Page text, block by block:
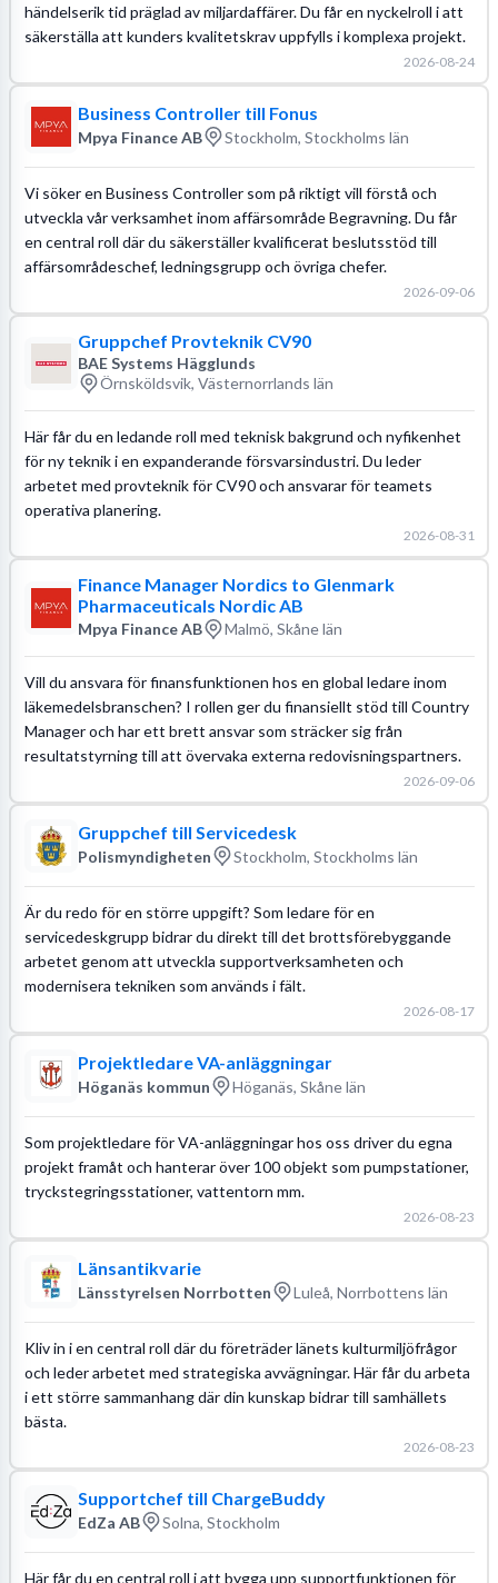
händelserik tid präglad av miljardaffärer. Du får en nyckelroll i att
säkerställa att kunders kvalitetskrav uppfylls i komplexa projekt.
2026-08-24
Business Controller till Fonus
Mpya Finance AB Stockholm, Stockholms län
Vi söker en Business Controller som på riktigt vill förstå och
utveckla vår verksamhet inom affärsområde Begravning. Du får
en central roll där du säkerställer kvalificerat beslutsstöd till
affärsområdeschef, ledningsgrupp och övriga chefer.
2026-09-06
Gruppchef Provteknik CV90
BAE Systems Hägglunds
Örnsköldsvik, Västernorrlands län
Här får du en ledande roll med teknisk bakgrund och nyfikenhet
för ny teknik i en expanderande försvarsindustri. Du leder
arbetet med provteknik för CV90 och ansvarar för teamets
operativa planering.
2026-08-31
Finance Manager Nordics to Glenmark
Pharmaceuticals Nordic AB
Mpya Finance AB Malmö, Skåne län
Vill du ansvara för finansfunktionen hos en global ledare inom
läkemedelsbranschen? I rollen ger du finansiellt stöd till Country
Manager och har ett brett ansvar som sträcker sig från
resultatstyrning till att övervaka externa redovisningspartners.
2026-09-06
Gruppchef till Servicedesk
Polismyndigheten Stockholm, Stockholms län
Är du redo för en större uppgift? Som ledare för en
servicedeskgrupp bidrar du direkt till det brottsförebyggande
arbetet genom att utveckla supportverksamheten och
modernisera tekniken som används i fält.
2026-08-17
Projektledare VA-anläggningar
Höganäs kommun Höganäs, Skåne län
Som projektledare för VA-anläggningar hos oss driver du egna
projekt framåt och hanterar över 100 objekt som pumpstationer,
tryckstegringsstationer, vattentorn mm.
2026-08-23
Länsantikvarie
Länsstyrelsen Norrbotten Luleå, Norrbottens län
Kliv in i en central roll där du företräder länets kulturmiljöfrågor
och leder arbetet med strategiska avvägningar. Här får du arbeta
i ett större sammanhang där din kunskap bidrar till samhällets
bästa.
2026-08-23
Supportchef till ChargeBuddy
EdZa AB Solna, Stockholm
Här får du en central roll i att bygga upp supportfunktionen för